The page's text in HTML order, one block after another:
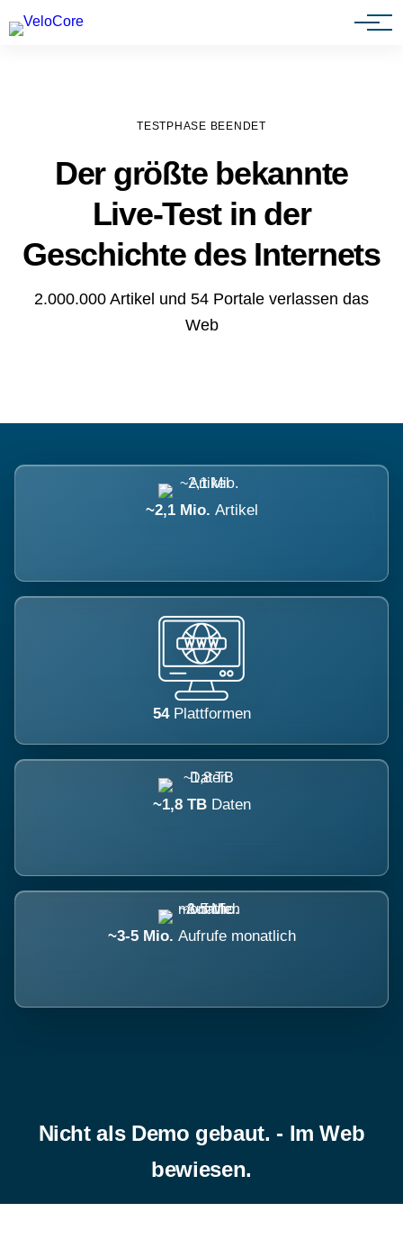
Agenturen & Webdesigner
TESTPHASE BEENDET
Der größte bekannte
Live-Test in der
Geschichte des Internets
2.000.000 Artikel und 54 Portale verlassen das
Web
~2,1 Mio. Artikel
54 Plattformen
~1,8 TB Daten
~3-5 Mio. Aufrufe monatlich
Nicht als Demo gebaut. - Im Web
bewiesen.